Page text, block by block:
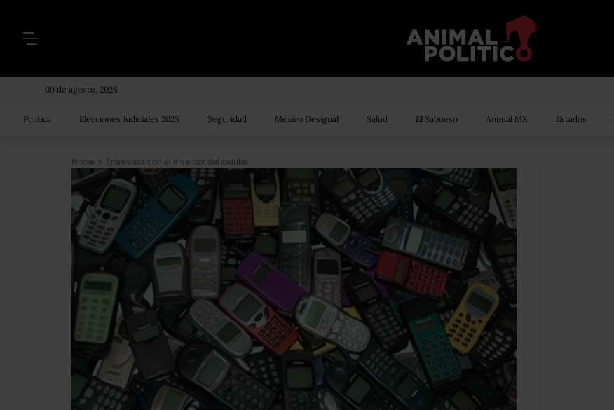
09 de agosto, 2026
Política Elecciones Judiciales 2025 Seguridad México Desigual Salud El Sabueso Animal MX Estados
Home > Entrevista con el inventor del celular